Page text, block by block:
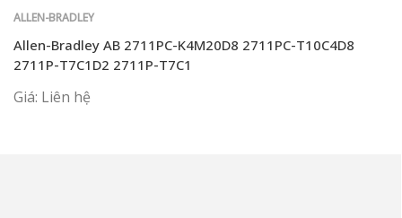
ALLEN-BRADLEY
Allen-Bradley AB 2711PC-K4M20D8 2711PC-T10C4D8
2711P-T7C1D2 2711P-T7C1
Giá: Liên hệ